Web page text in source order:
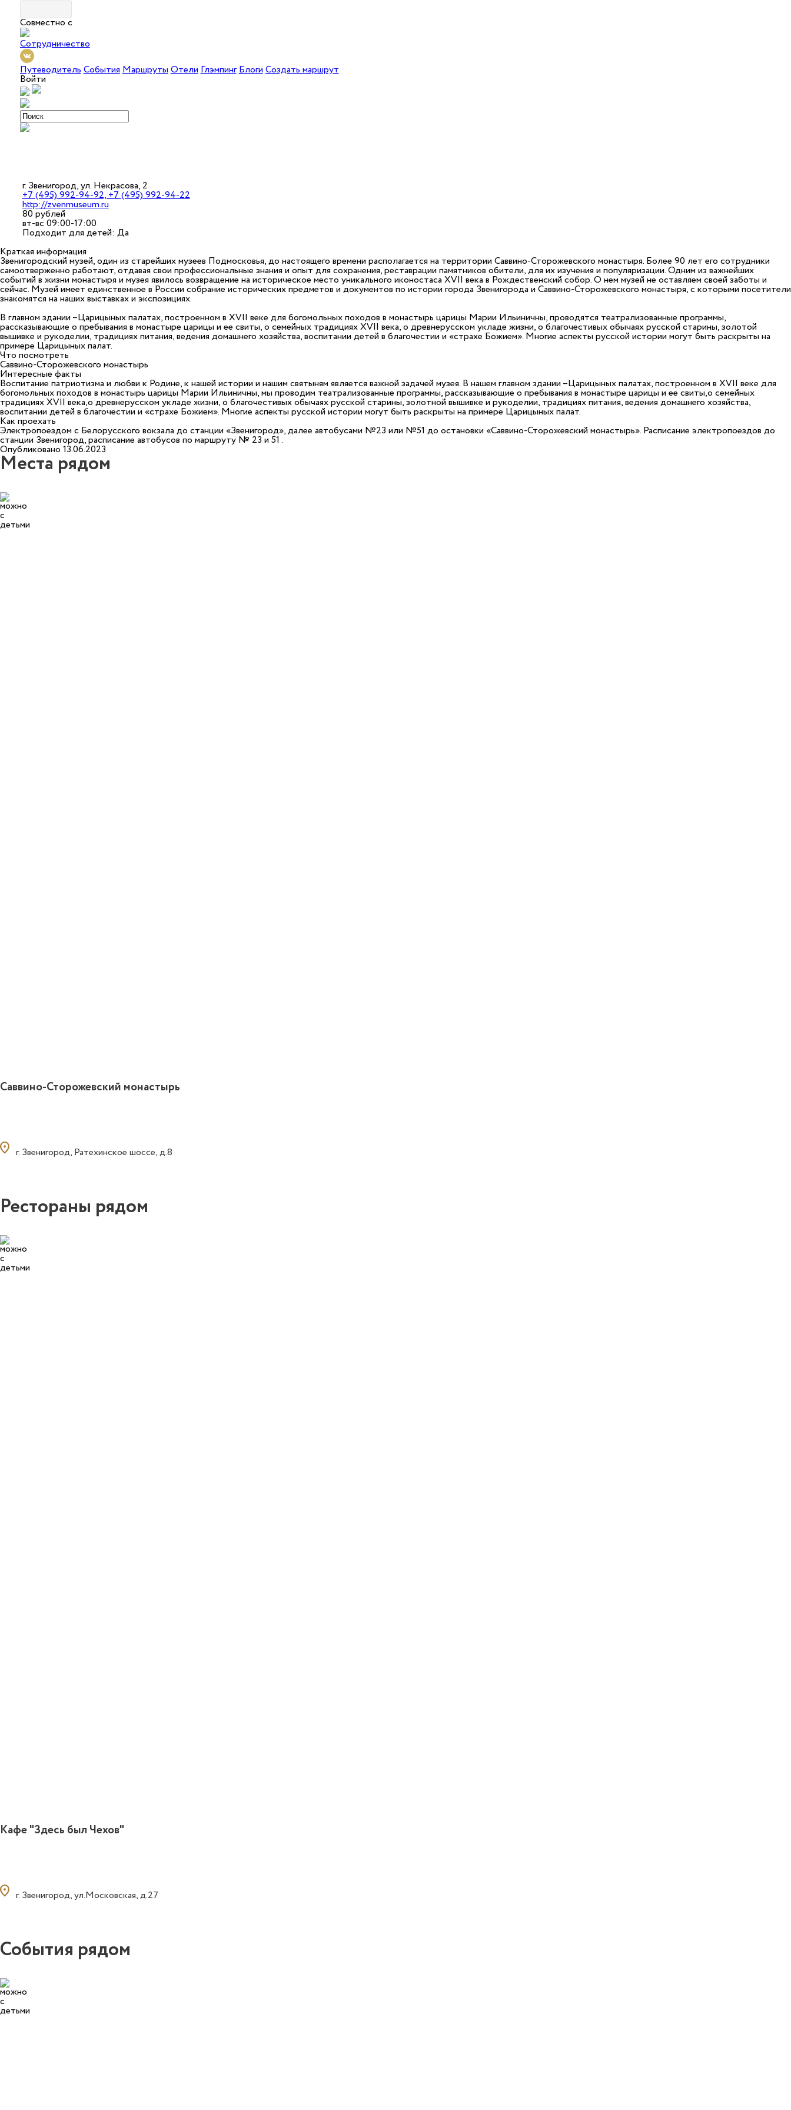
Совместно с
Сотрудничество
ПутеводительСобытияМаршрутыОтелиГлэмпингБлогиСоздать маршрут
Войти
г. Звенигород, ул. Некрасова, 2
+7 (495) 992-94-92, +7 (495) 992-94-22
http://zvenmuseum.ru
80 рублей
вт-вс 09:00-17:00
Подходит для детей: Да
Краткая информация
Звенигородский музей, один из старейших музеев Подмосковья, до настоящего времени располагается на территории Саввино-Сторожевского монастыря. Более 90 лет его сотрудники
самоотверженно работают, отдавая свои профессиональные знания и опыт для сохранения, реставрации памятников обители, для их изучения и популяризации. Одним из важнейших
событий в жизни монастыря и музея явилось возвращение на историческое место уникального иконостаса ХVII века в Рождественский собор. О нем музей не оставляем своей заботы и
сейчас. Музей имеет единственное в России собрание исторических предметов и документов по истории города Звенигорода и Саввино-Сторожевского монастыря, с которыми посетители
знакомятся на наших выставках и экспозициях.
В главном здании –Царицыных палатах, построенном в ХVII веке для богомольных походов в монастырь царицы Марии Ильиничны, проводятся театрализованные программы,
рассказывающие о пребывания в монастыре царицы и ее свиты, о семейных традициях ХVII века, о древнерусском укладе жизни, о благочестивых обычаях русской старины, золотой
вышивке и рукоделии, традициях питания, ведения домашнего хозяйства, воспитании детей в благочестии и «страхе Божием». Многие аспекты русской истории могут быть раскрыты на
примере Царицыных палат.
Что посмотреть
Саввино-Сторожевского монастырь
Интересные факты
Воспитание патриотизма и любви к Родине, к нашей истории и нашим святыням является важной задачей музея. В нашем главном здании –Царицыных палатах, построенном в ХVII веке для
богомольных походов в монастырь царицы Марии Ильиничны, мы проводим театрализованные программы, рассказывающие о пребывания в монастыре царицы и ее свиты,о семейных
традициях ХVII века,о древнерусском укладе жизни, о благочестивых обычаях русской старины, золотной вышивке и рукоделии, традициях питания, ведения домашнего хозяйства,
воспитании детей в благочестии и «страхе Божием». Многие аспекты русской истории могут быть раскрыты на примере Царицыных палат.
Как проехать
Электропоездом с Белорусского вокзала до станции «Звенигород», далее автобусами №23 или №51 до остановки «Саввино-Сторожевский монастырь». Расписание электропоездов до
станции Звенигород, расписание автобусов по маршруту № 23 и 51 .
Опубликовано 13.06.2023
Места рядом
Саввино-Сторожевский монастырь
г. Звенигород, Ратехинское шоссе, д.8
Рестораны рядом
Кафе "Здесь был Чехов"
г. Звенигород, ул.Московская, д.27
События рядом